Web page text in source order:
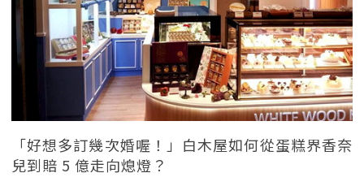
「好想多訂幾次婚喔！」白木屋如何從蛋糕界香奈
兒到賠 5 億走向熄燈？